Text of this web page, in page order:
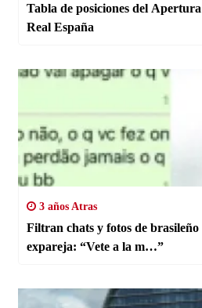
Tabla de posiciones del
Real España
3 años Atras
Filtran chats y fotos de
expareja: “Vete a la m…”